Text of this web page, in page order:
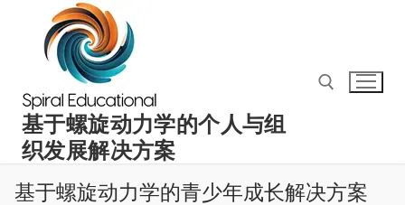
content
基于螺旋动力学的个人与组
织发展解决方案Search for:
基于螺旋动力学的青少年成长解决方案